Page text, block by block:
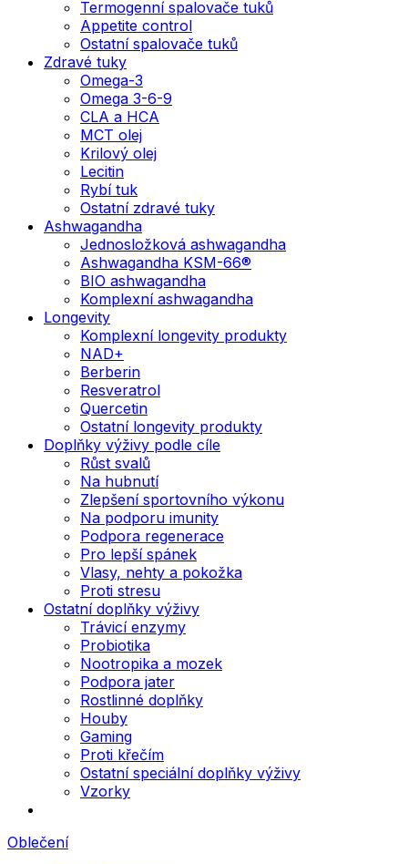
Termogenní spalovače tuků
Appetite control
Ostatní spalovače tuků
Zdravé tuky
Omega-3
Omega 3-6-9
CLA a HCA
MCT olej
Krilový olej
Lecitin
Rybí tuk
Ostatní zdravé tuky
Ashwagandha
Jednosložková ashwagandha
Ashwagandha KSM-66®
BIO ashwagandha
Komplexní ashwagandha
Longevity
Komplexní longevity produkty
NAD+
Berberin
Resveratrol
Quercetin
Ostatní longevity produkty
Doplňky výživy podle cíle
Růst svalů
Na hubnutí
Zlepšení sportovního výkonu
Na podporu imunity
Podpora regenerace
Pro lepší spánek
Vlasy, nehty a pokožka
Proti stresu
Ostatní doplňky výživy
Trávicí enzymy
Probiotika
Nootropika a mozek
Podpora jater
Rostlinné doplňky
Houby
Gaming
Proti křečím
Ostatní speciální doplňky výživy
Vzorky
Oblečení